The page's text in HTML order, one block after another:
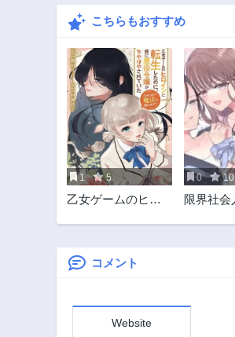
こちらもおすすめ
1 5
乙女ゲームのヒロ
がちやほやされて
いた〜恋愛は諦め
0 10
限界社会
ちゃんだ
コメント
Website